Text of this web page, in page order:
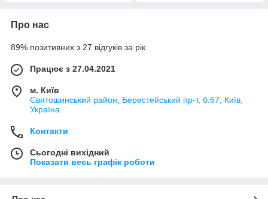
Про нас
89% позитивних з 27 відгуків за рік
Працює з 27.04.2021
м. Київ
Святошинський район, Берестейський пр-т, б.67, Київ,
Україна
Контакти
Сьогодні вихідний
Показати весь графік роботи